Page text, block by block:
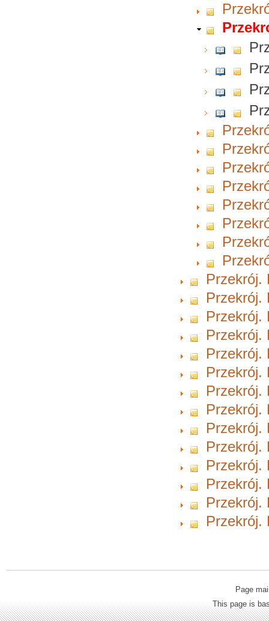
Przekrój.
Przekrój.
Przekrój.
Przekrój.
Przekrój.
Przekrój.
Przekrój.
Przekrój.
Przekrój.
Przekrój.
Przekrój.
Przekrój.
Przekrój.
Przekrój.
Page
This page is